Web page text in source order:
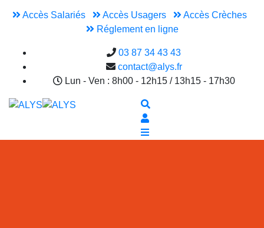
Accès Salariés Accès Usagers
Accès Crèches
Réglement en ligne
03 87 34 43 43
contact@alys.fr
Lun - Ven : 8h00 - 12h15 / 13h15 - 17h30